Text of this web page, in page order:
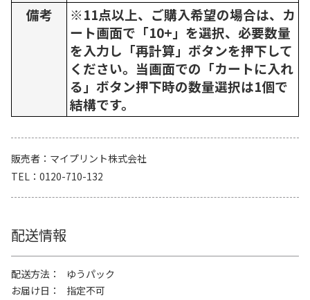
備考
※11点以上、ご購入希望の場合は、カ
ート画面で「10+」を選択、必要数量
を入力し「再計算」ボタンを押下して
ください。当画面での「カートに入れ
る」ボタン押下時の数量選択は1個で
結構です。
販売者
マイプリント株式会社
TEL
0120-710-132
配送情報
配送方法
ゆうパック
お届け日
指定不可